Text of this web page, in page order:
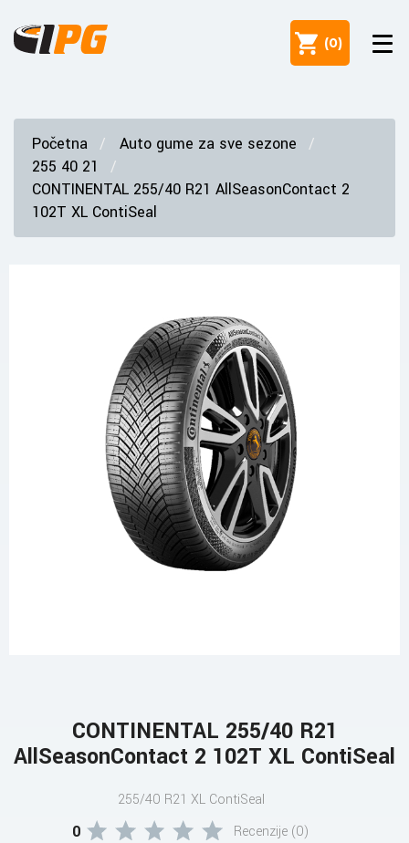
(0)
Početna
Auto gume za sve sezone
255 40 21
CONTINENTAL 255/40 R21 AllSeasonContact 2
102T XL ContiSeal
CONTINENTAL 255/40 R21
AllSeasonContact 2 102T XL ContiSeal
255/40 R21 XL ContiSeal
0 Recenzije (0)